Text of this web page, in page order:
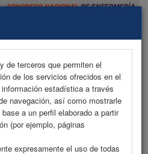
de terceros que permiten el
de los servicios ofrecidos en el
estadística a través
navegación, así como mostrarle
a un perfil elaborado a partir
(por ejemplo, páginas
expresamente el uso de todas